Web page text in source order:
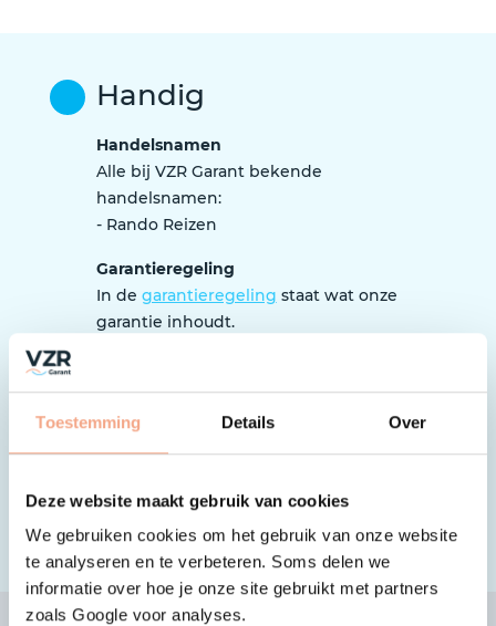
Toestemming Details Over
Deze website maakt gebruik van cookies
We gebruiken cookies om het gebruik van onze website
te analyseren en te verbeteren. Soms delen we
informatie over hoe je onze site gebruikt met partners
zoals Google voor analyses.
Handig
Handelsnamen
Alle bij VZR Garant bekende
handelsnamen:
- Rando Reizen
Garantieregeling
In de garantieregeling staat wat onze
garantie inhoudt.
letten?
Het is belangrijk dat je bij het
werkt volgens de garantieregeling.
Zo controleer je dat